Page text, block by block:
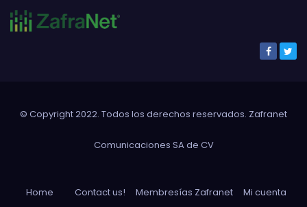
© Copyright 2022. Todos los derechos reservados. Zafranet
Comunicaciones SA de CV
Home Contact us! Membresías Zafranet Mi cuenta